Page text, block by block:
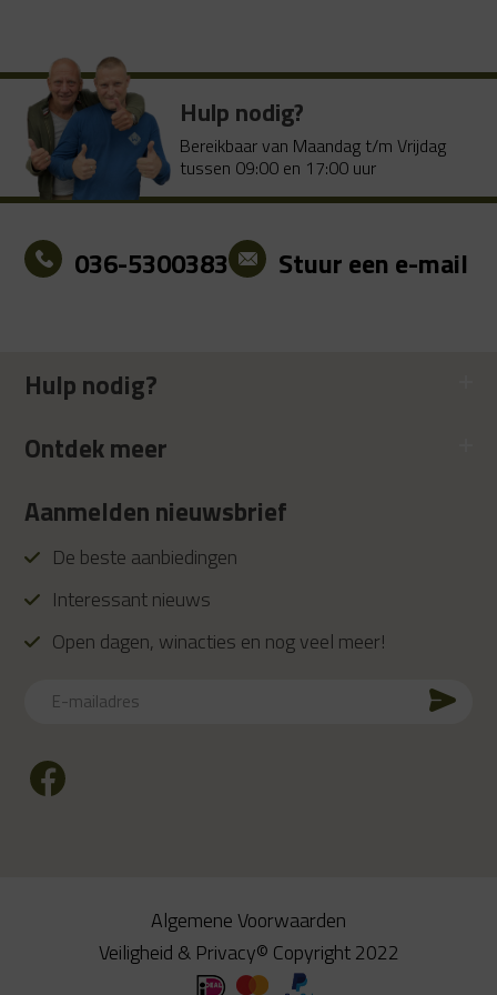
Hulp nodig?
Bereikbaar van Maandag t/m Vrijdag
tussen 09:00 en 17:00 uur
036-5300383 Stuur een e-mail
Hulp nodig?
Ontdek meer
Aanmelden nieuwsbrief
De beste aanbiedingen
Interessant nieuws
Open dagen, winacties en nog veel meer!
Algemene Voorwaarden
Veiligheid & Privacy© Copyright 2022